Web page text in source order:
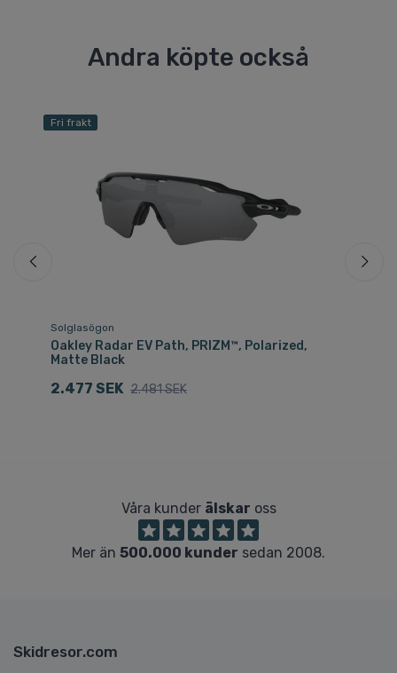
Andra köpte också
Fri frakt
Solglasögon
Oakley Radar EV Path, PRIZM™, Polarized,
Matte Black
2.477 SEK 2.481 SEK
Våra kunder älskar oss
Mer än 500.000 kunder sedan 2008.
Skidresor.com